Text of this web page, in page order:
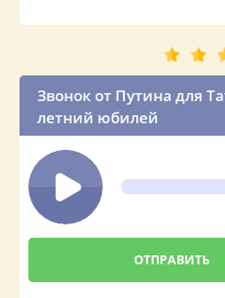
Звонок от Путина для
летний юбилей